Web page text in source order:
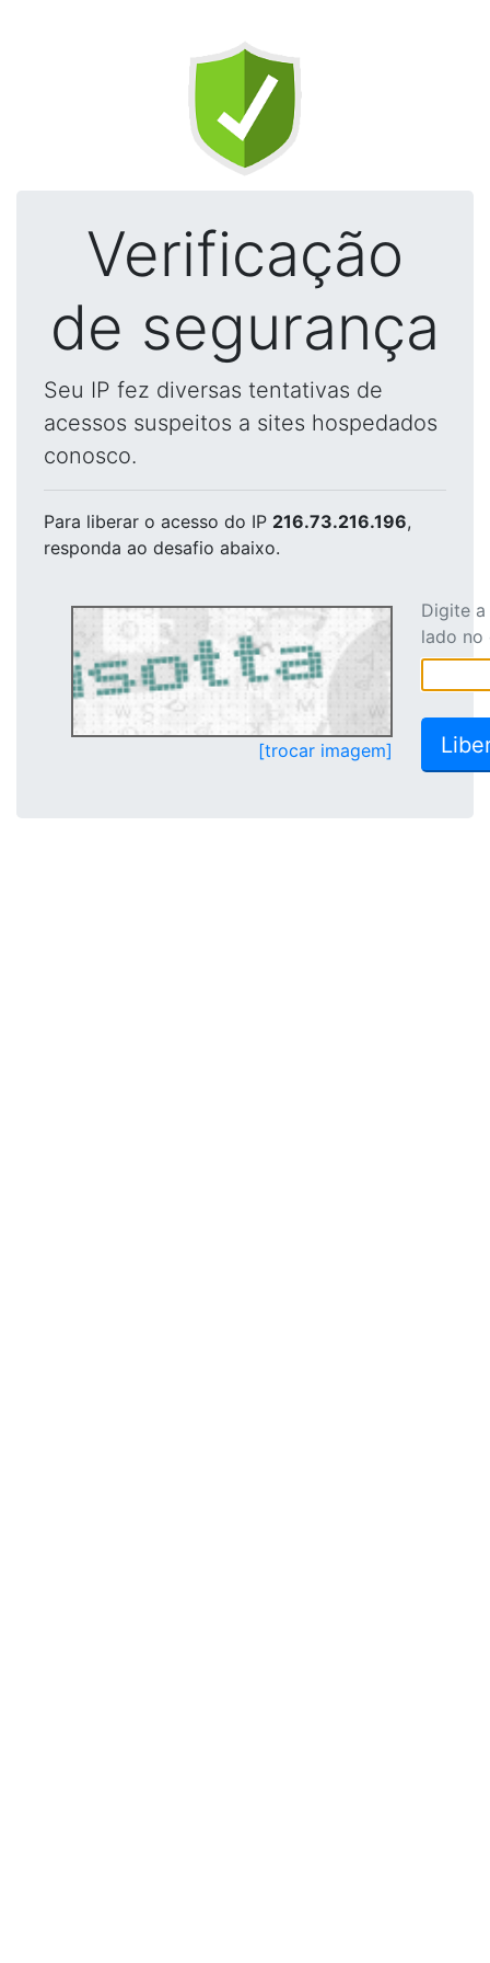
Verificação
de segurança
Seu IP fez diversas tentativas de
acessos suspeitos a sites hospedados
conosco.
Para liberar o acesso do IP 216.73.216.196,
responda ao desafio abaixo.
[trocar imagem]
Digite
lado no